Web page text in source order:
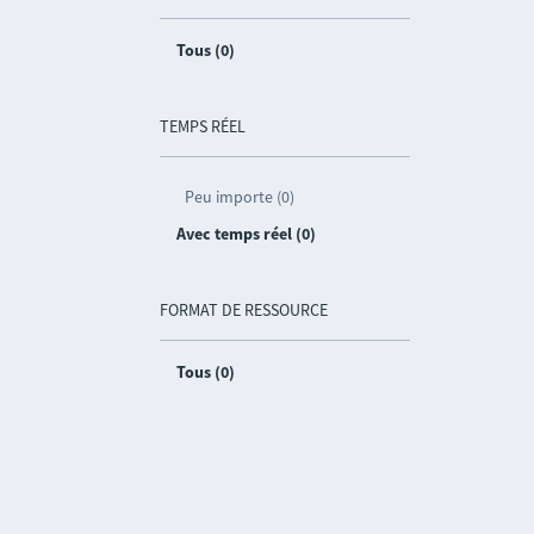
Tous (0)
TEMPS RÉEL
Peu importe (0)
Avec temps réel (0)
FORMAT DE RESSOURCE
Tous (0)